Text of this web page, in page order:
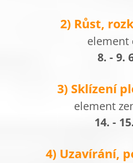
2) Růst,
element
8. - 9.
3) Sklízení
element
14. -
4) Uzavírání,